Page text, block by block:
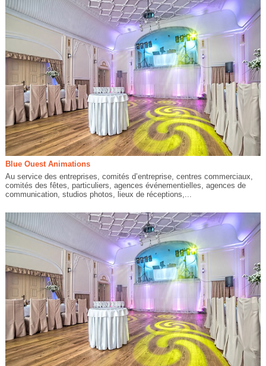
Blue Ouest Animations
Au service des entreprises, comités d’entreprise, centres commerciaux,
comités des fêtes, particuliers, agences événementielles, agences de
communication, studios photos, lieux de réceptions,...